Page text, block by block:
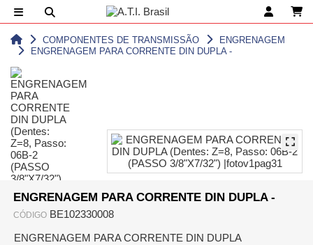
COMPONENTES DE TRANSMISSÃO
ENGRENAGEM
ENGRENAGEM PARA CORRENTE DIN DUPLA -
ENGRENAGEM PARA CORRENTE DIN DUPLA -
CÓDIGO BE102330008
ENGRENAGEM PARA CORRENTE DIN DUPLA